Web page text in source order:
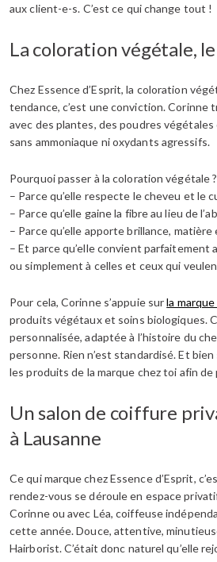
aux client-e-s. C’est ce qui change tout !
La coloration végétale,
Chez Essence d’Esprit, la coloration
tendance, c’est une conviction. Corinne
avec des plantes, des poudres
sans ammoniaque ni oxydants agressifs.
Pourquoi passer à la coloration végétale ?
– Parce qu’elle respecte le cheveu et le
– Parce qu’elle gaine la fibre au lieu de
– Parce qu’elle apporte brillance,
– Et parce qu’elle convient parfaitement
ou simplement à celles et ceux qui
Pour cela, Corinne s’appuie surla
produits végétaux et soins biologiques.
personnalisée, adaptée à l’histoire du
personne. Rien n’est standardisé. Et
les produits de la marque chez toi afin de
Un salon de coiffure
à Lausanne
Ce qui marque chez Essence d’Esprit,
rendez-vous se déroule en espace
Corinne ou avec Léa, coiffeuse
cette année. Douce, attentive,
Hairborist. C’était donc naturel qu’elle